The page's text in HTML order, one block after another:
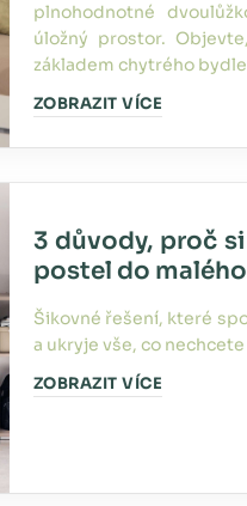
plnohodnotné
úložný prostor.
základem chytrého
ZOBRAZIT VÍCE
3 důvody, proč
postel do
Šikovné řešení, které
a ukryje vše, co
ZOBRAZIT VÍCE